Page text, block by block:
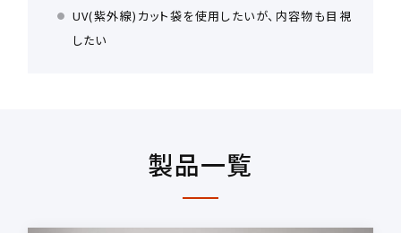
UV(紫外線)カット袋を使用したいが、内容物も目視
したい
製品一覧